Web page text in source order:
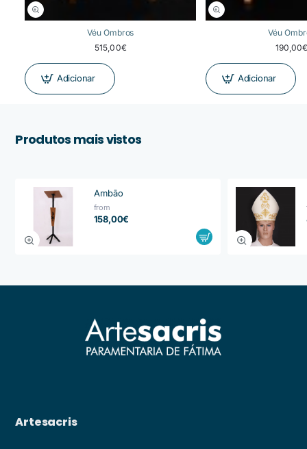
Véu Ombros
515,00€
Adicionar
Véu
Adicionar
Produtos mais vistos
Ambão
from
158,00€
Artesacris